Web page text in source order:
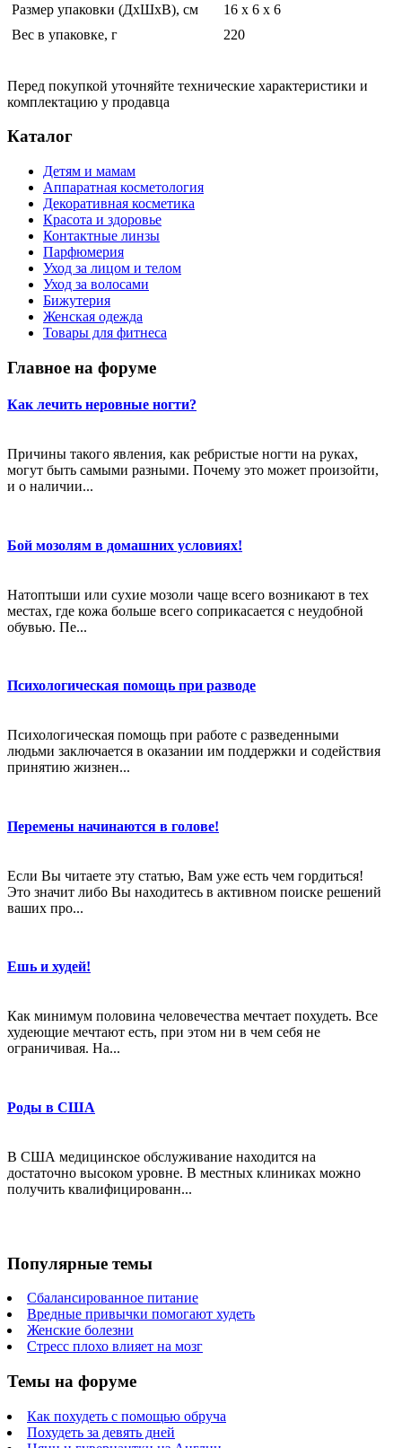
Размер упаковки (ДхШхВ), см
16 x 6 x 6
Вес в упаковке, г
220
Перед покупкой уточняйте технические характеристики и
комплектацию у продавца
Каталог
Детям и мамам
Аппаратная косметология
Декоративная косметика
Красота и здоровье
Контактные линзы
Парфюмерия
Уход за лицом и телом
Уход за волосами
Бижутерия
Женская одежда
Товары для фитнеса
Главное на форуме
Как лечить неровные ногти?
Причины такого явления, как ребристые ногти на руках,
могут быть самыми разными. Почему это может произойти,
и о наличии...
Бой мозолям в домашних условиях!
Натоптыши или сухие мозоли чаще всего возникают в тех
местах, где кожа больше всего соприкасается с неудобной
обувью. Пе...
Психологическая помощь при разводе
Психологическая помощь при работе с разведенными
людьми заключается в оказании им поддержки и содействия
принятию жизнен...
Перемены начинаются в голове!
Если Вы читаете эту статью, Вам уже есть чем гордиться!
Это значит либо Вы находитесь в активном поиске решений
ваших про...
Ешь и худей!
Как минимум половина человечества мечтает похудеть. Все
худеющие мечтают есть, при этом ни в чем себя не
ограничивая. На...
Роды в США
В США медицинское обслуживание находится на
достаточно высоком уровне. В местных клиниках можно
получить квалифицированн...
Популярные темы
Сбалансированное питание
Вредные привычки помогают худеть
Женские болезни
Стресс плохо влияет на мозг
Темы на форуме
Как похудеть с помощью обруча
Похудеть за девять дней